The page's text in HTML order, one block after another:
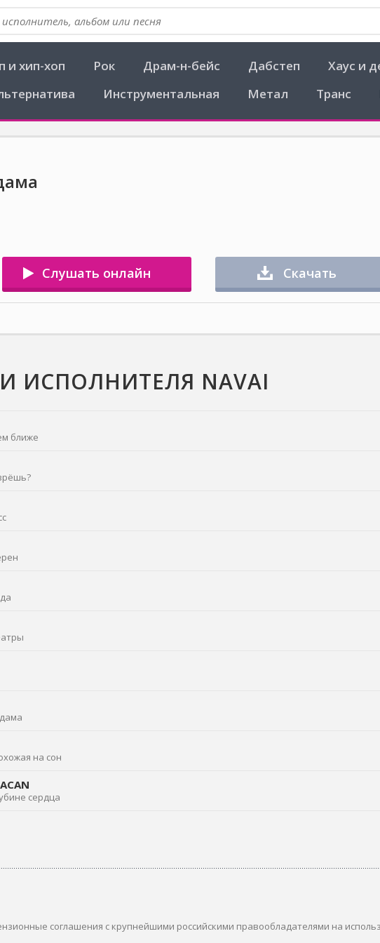
и хип-хоп Рок Драм-н-бейс Дабстеп Хаус и
Инструментальная Метал Транс
Слушать онлайн Скачать
ИСПОЛНИТЕЛЯ NAVAI
ближе
на сон
сердца
соглашения с крупнейшими российскими правообладателями на